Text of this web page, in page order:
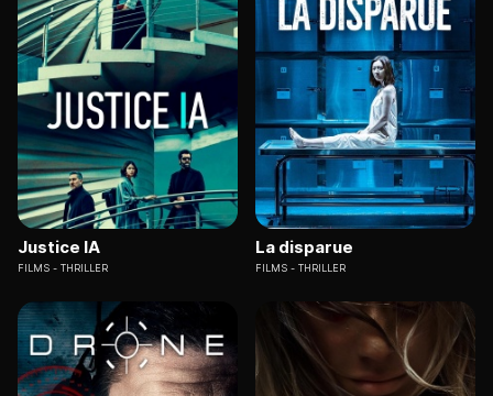
Justice IA
FILMS THRILLER
La disparue
FILMS THRILLER